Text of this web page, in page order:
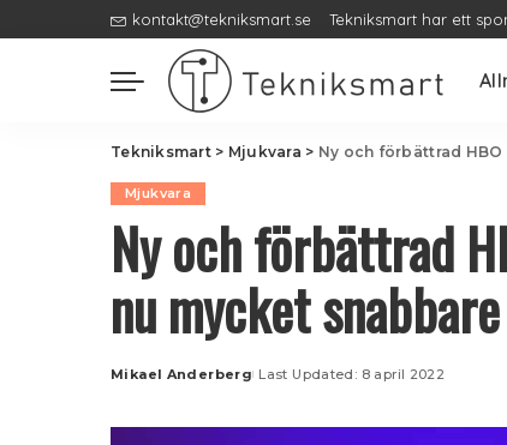
kontakt@tekniksmart.se Tekniksmart har ett
Tekniksmart> Mjukvara > Ny och förbättrad
Mjukvara
Ny och förbättrad
nu mycket snabbare
Posted
Mikael Anderberg Last Updated: 8 april 2022